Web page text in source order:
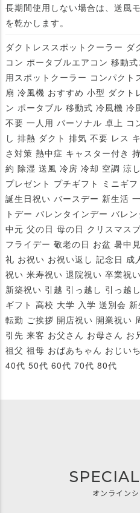
長期間使用しない場合は、送風
を乾かします。
ダクトレススポットクーラー
コン ポータブルエアコン 移動
用スポットクーラー コンパク
扇 冷風機 おすすめ 小型 ダクト
ン ポータブル 移動式 冷風機
不要 一人用 パーソナル 卓上 コ
し 排熱 ダクト 排気 不要 レス
さ対策 熱中症 キャスター付き
約 除湿 送風 冷房 冷却 空調 涼
プレゼント プチギフト ミニギ
誕生日祝い バースデー 新生活
トデー バレンタインデー バレ
中元 父の日 母の日 クリスマス
フライデー 敬老の日 お盆 暑中
礼 お祝い お祝い返し 記念日 成
祝い 米寿祝い 退院祝い 卒業祝
新築祝い 引越 引っ越し 引っ越
ギフト 高校 大学 入学 送別会
転勤 ご挨拶 開店祝い 開業祝い
引先 来客 お父さん お母さん お
祖父 祖母 おばあちゃん おじい
40代 50代 60代 70代 80代
オンライン